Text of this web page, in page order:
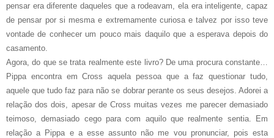
pensar era diferente daqueles que a rodeavam, ela era inteligente, capaz
de pensar por si mesma e extremamente curiosa e talvez por isso teve
vontade de conhecer um pouco mais daquilo que a esperava depois do
casamento.
Agora, do que se trata realmente este livro? De uma procura constante…
Pippa encontra em Cross aquela pessoa que a faz questionar tudo,
aquele que tudo faz para não se dobrar perante os seus desejos. Adorei a
relação dos dois, apesar de Cross muitas vezes me parecer demasiado
teimoso, demasiado cego para com aquilo que realmente sentia. Em
relação a Pippa e a esse assunto não me vou pronunciar, pois esta